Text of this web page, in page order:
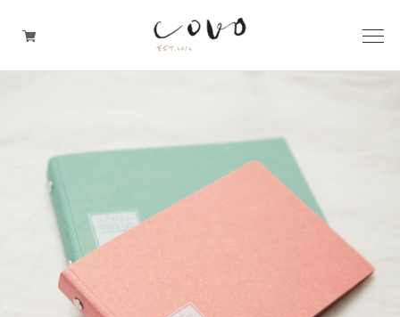
TRAVELER'S notebook
covo design
その他の暮らしの道具